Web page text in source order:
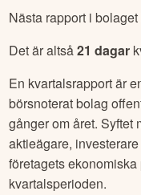
Nästa rapport i
Det är altså21 dagar
En kvartalsrapport är
börsnoterat bolag
gånger om året. Syftet
aktieägare,
företagets
kvartalsperioden.